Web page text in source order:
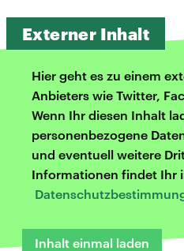
Externer Inhalt
Hier geht es zu einem
Anbieters wie Twitter,
Wenn Ihr diesen Inhalt
personenbezogene
und eventuell weitere
Informationen findet Ihr
Inhalt einmal laden